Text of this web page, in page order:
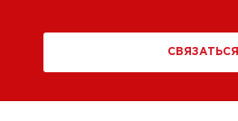
СВЯЗАТЬСЯ